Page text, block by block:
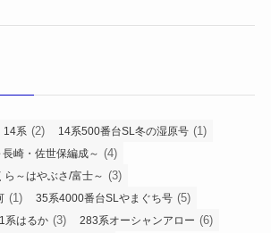
14系 (2) 14系500番台SL冬の湿原号 (1)
崎・佐世保編成～ (4)
～はやぶさ/富士～ (3)
(1) 35系4000番台SLやまぐち号 (5)
系はるか (3) 283系オーシャンアロー (6)